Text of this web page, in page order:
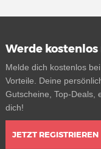
Werde
Melde dich kostenlos
Vorteile. Deine
Gutscheine, Top-Deals,
dich!
JETZT REGISTRIEREN